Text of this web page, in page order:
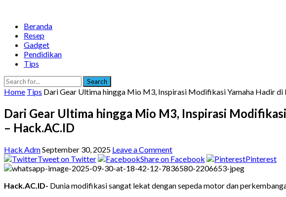
Beranda
Resep
Gadget
Pendidikan
Tips
Search
Home Tips Dari Gear Ultima hingga Mio M3, Inspirasi Modifikasi Yamaha Hadir
Dari Gear Ultima hingga Mio M3, Inspirasi
– Hack.AC.ID
Hack AdmSeptember 30, 2025 Leave a Comment
Tweet on Twitter
Share on Facebook Pinterest
Hack.AC.ID- Dunia modifikasi sangat lekat dengan sepeda motor dan